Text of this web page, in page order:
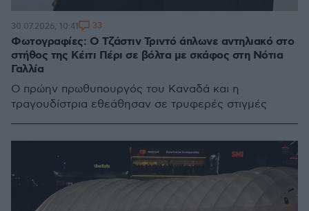
Φωτογραφίες: Ο Τζάστιν Τριντό άπλωνε αντηλιακό στο
στήθος της Κέιτι Πέρι σε βόλτα με σκάφος στη Νότια
Γαλλία
Ο πρώην πρωθυπουργός του Καναδά και η
τραγουδίστρια εθεάθησαν σε τρυφερές στιγμές
30.07.2026, 10:41 33